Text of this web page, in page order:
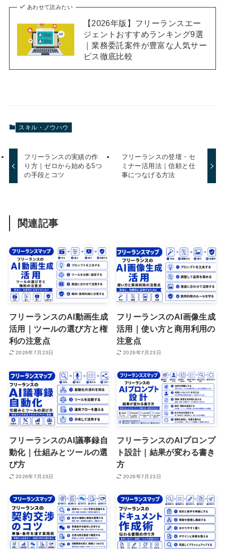
あわせて読みたい
【2026年版】フリーランスエー
ジェントおすすめランキング9選
｜業務委託案件が豊富な人気サー
ビス徹底比較
スキル・ノウハウ
フリーランスの実績の作
り方｜ゼロから始める5つ
の手段とコツ
フリーランスの登壇・セ
ミナー活用法｜信頼と仕
事につなげる方法
関連記事
フリーランスのAI動画生成
活用｜ツールの選び方と権
利の注意点
2026年7月23日
フリーランスのAI画像生成
活用｜使い方と商用利用の
注意点
2026年7月23日
フリーランスのAI議事録自
動化｜仕組みとツールの選
び方
2026年7月23日
フリーランスのAIプロンプ
ト設計｜結果が変わる書き
方
2026年7月23日